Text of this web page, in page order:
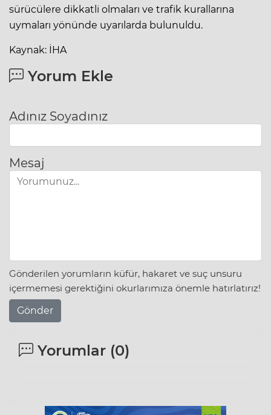
sürücülere dikkatli olmaları ve trafik kurallarına
uymaları yönünde uyarılarda bulunuldu.
Kaynak: İHA
Yorum Ekle
Adınız Soyadınız
Mesaj
Gönderilen yorumların küfür, hakaret ve suç unsuru
içermemesi gerektiğini okurlarımıza önemle hatırlatırız!
Gönder
Yorumlar (0)